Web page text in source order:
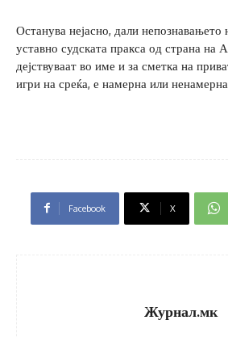
Останува нејасно, дали непознавањето
уставно судската пракса од страна
дејствуваат во име и за сметка на
игри на среќа, е намерна или
Facebook X
Журнал.мк